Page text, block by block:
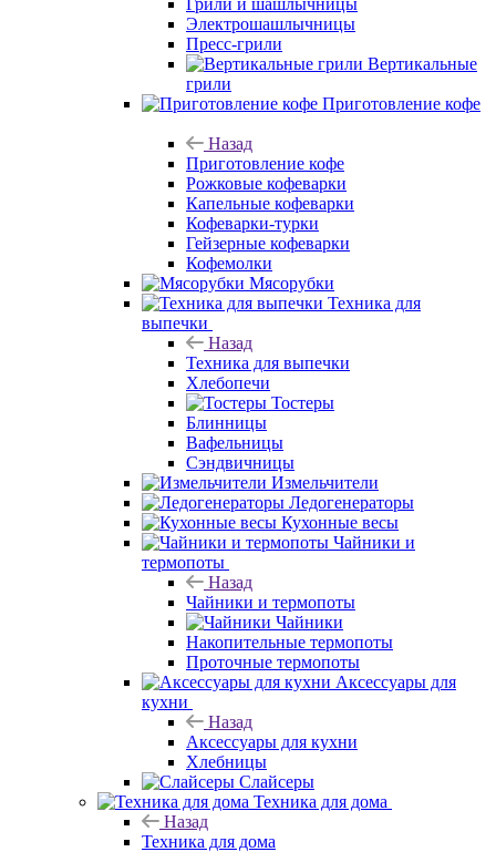
Грили и шашлычницы
Электрошашлычницы
Пресс-грили
Вертикальные
грили
Приготовление кофе
Назад
Приготовление кофе
Рожковые кофеварки
Капельные кофеварки
Кофеварки-турки
Гейзерные кофеварки
Кофемолки
Мясорубки
Техника для
выпечки
Назад
Техника для выпечки
Хлебопечи
Тостеры
Блинницы
Вафельницы
Сэндвичницы
Измельчители
Ледогенераторы
Кухонные весы
Чайники и
термопоты
Назад
Чайники и термопоты
Чайники
Накопительные термопоты
Проточные термопоты
Аксессуары для
кухни
Назад
Аксессуары для кухни
Хлебницы
Слайсеры
Техника для дома
Назад
Техника для дома